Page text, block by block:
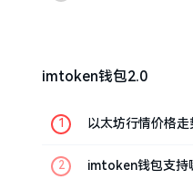
imtoken钱包2.0
以太坊行情价格
imtoken钱包支持